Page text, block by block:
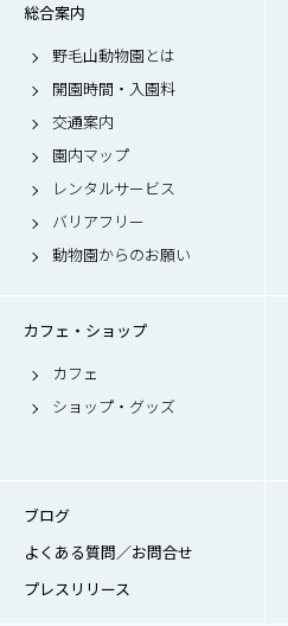
総合案内
野毛山動物園とは
開園時間・入園料
交通案内
園内マップ
レンタルサービス
バリアフリー
動物園からのお願い
カフェ・ショップ
カフェ
ショップ・グッズ
ブログ
よくある質問／お問合せ
プレスリリース